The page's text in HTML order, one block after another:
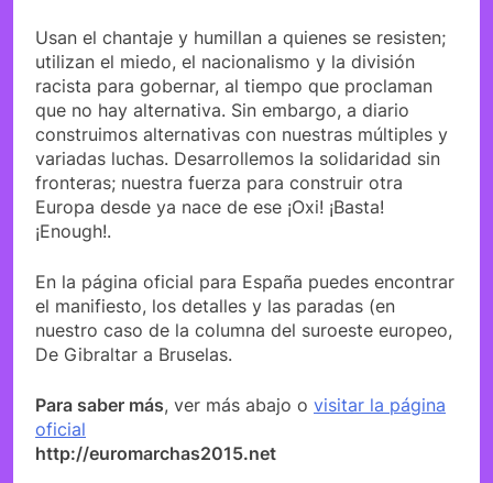
Usan el chantaje y humillan a quienes se resisten;
utilizan el miedo, el nacionalismo y la división
racista para gobernar, al tiempo que proclaman
que no hay alternativa. Sin embargo, a diario
construimos alternativas con nuestras múltiples y
variadas luchas. Desarrollemos la solidaridad sin
fronteras; nuestra fuerza para construir otra
Europa desde ya nace de ese ¡Oxi! ¡Basta!
¡Enough!.
En la página oficial para España puedes encontrar
el manifiesto, los detalles y las paradas (en
nuestro caso de la columna del suroeste europeo,
De Gibraltar a Bruselas.
Para saber más, ver más abajo o visitar la página
oficial
http://euromarchas2015.net